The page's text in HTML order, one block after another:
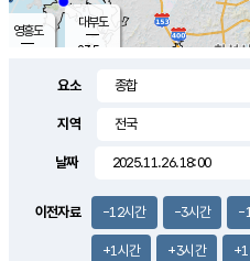
영흥도
2.0m/s
대부도
23.5
요소
지역
날짜
이전자료 -12시간 -3시간 -
+1시간 +3시간